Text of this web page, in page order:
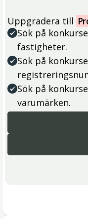
Uppgradera till
Sök på
fastigheter.
Sök på
Sök på
varumärken.